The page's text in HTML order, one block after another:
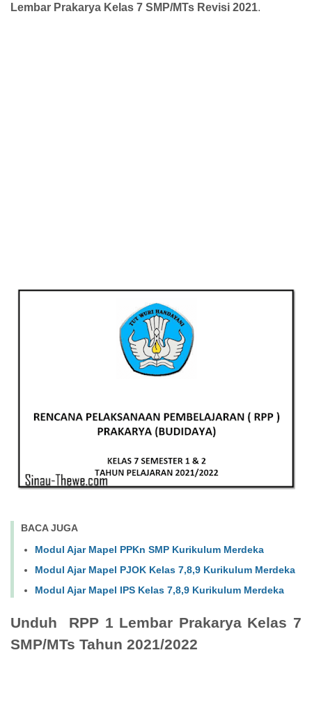
Lembar Prakarya Kelas 7 SMP/MTs Revisi 2021.
BACA JUGA
Modul Ajar Mapel PPKn SMP Kurikulum Merdeka
Modul Ajar Mapel PJOK Kelas 7,8,9 Kurikulum Merdeka
Modul Ajar Mapel IPS Kelas 7,8,9 Kurikulum Merdeka
Unduh RPP 1 Lembar Prakarya Kelas 7
SMP/MTs Tahun 2021/2022